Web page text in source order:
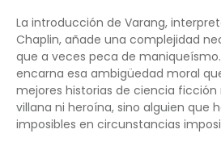
La introducción de Varang,
Chaplin, añade una complejidad
que a veces peca de
encarna esa ambigüedad moral
mejores historias de ciencia ficción
villana ni heroína, sino alguien que
imposibles en circunstancias